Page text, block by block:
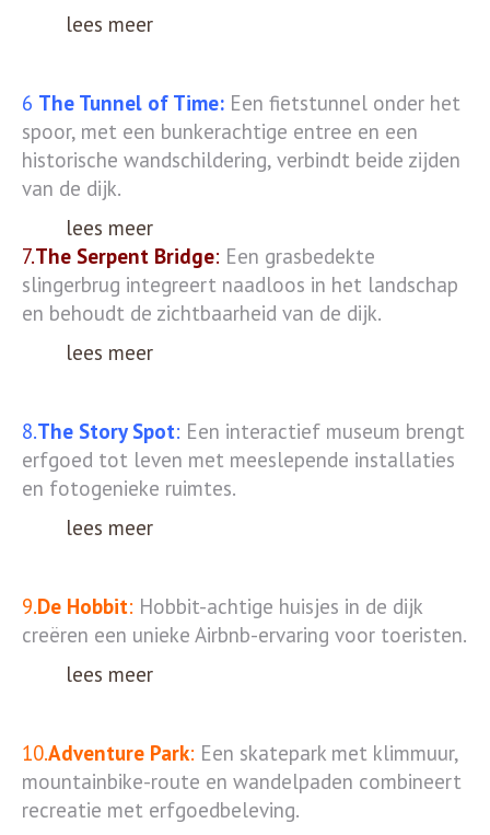
lees meer
6 The Tunnel of Time: Een fietstunnel onder het
spoor, met een bunkerachtige entree en een
historische wandschildering, verbindt beide zijden
van de dijk.
lees meer
7.The Serpent Bridge: Een grasbedekte
slingerbrug integreert naadloos in het landschap
en behoudt de zichtbaarheid van de dijk.
lees meer
8.The Story Spot: Een interactief museum brengt
erfgoed tot leven met meeslepende installaties
en fotogenieke ruimtes.
lees meer
9.De Hobbit: Hobbit-achtige huisjes in de dijk
creëren een unieke Airbnb-ervaring voor toeristen.
lees meer
10.Adventure Park: Een skatepark met klimmuur,
mountainbike-route en wandelpaden combineert
recreatie met erfgoedbeleving.